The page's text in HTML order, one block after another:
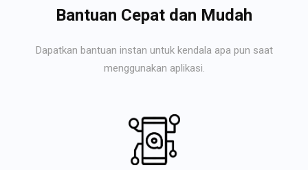
Bantuan Cepat dan Mudah
Dapatkan bantuan instan untuk kendala apa pun saat
menggunakan aplikasi.